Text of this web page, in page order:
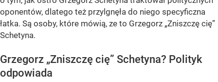
oponentów, dlatego też przylgnęła do niego specyficzna
łatka. Są osoby, które mówią, ze to Grzegorz „Zniszczę cię”
Schetyna.
Grzegorz „Zniszczę cię” Schetyna? Polityk
odpowiada